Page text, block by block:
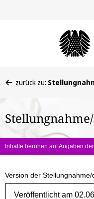
befinden
hier:
zurück zu:
Inhalte beruhen auf Angaben
Version der